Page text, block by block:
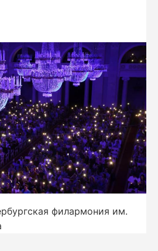
филармония им.